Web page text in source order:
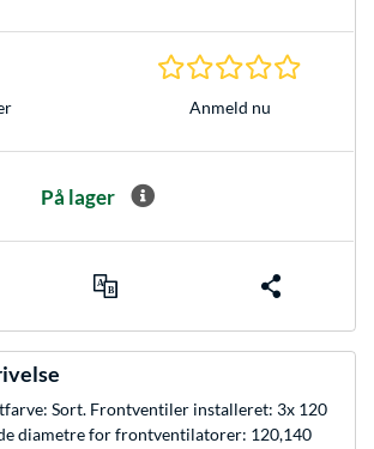
Anmeld nu
På lager
Sort. Frontventiler installeret: 3x 120
diametre for frontventilatorer: 120,140